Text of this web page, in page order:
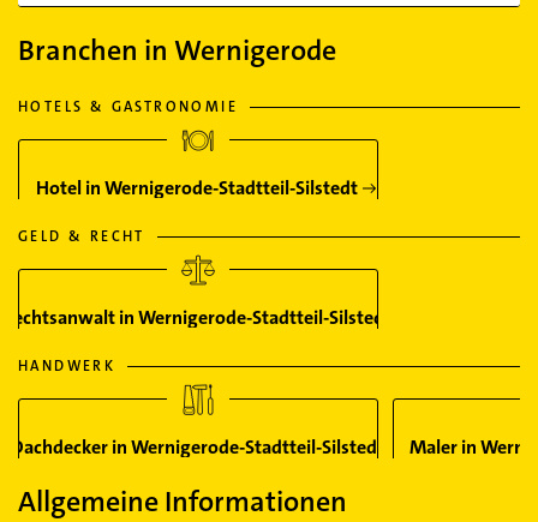
Branchen in Wernigerode
HOTELS & GASTRONOMIE
Hotel in Wernigerode-Stadtteil-Silstedt
GELD & RECHT
Rechtsanwalt in Wernigerode-Stadtteil-Silstedt
HANDWERK
Dachdecker in Wernigerode-Stadtteil-Silstedt Maler in
Allgemeine Informationen